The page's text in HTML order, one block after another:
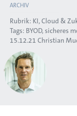
ARCHIV
Rubrik: KI, Cloud &
Tags: BYOD sicheres
15.12.21 Christian